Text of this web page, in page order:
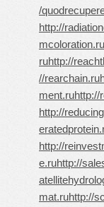
/
http://
mcoloration.ru
ruhttp://
//rearchain.ru
ment.ruhttp://
http://
http://
e.ruhttp://
mat.ruhttp://